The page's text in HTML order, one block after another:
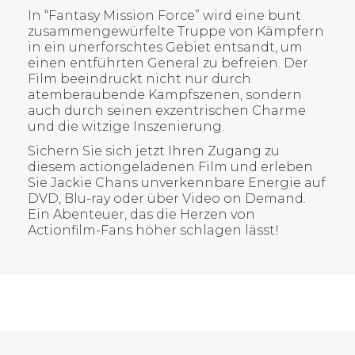
In “Fantasy Mission Force” wird eine bunt
zusammengewürfelte Truppe von Kämpfern
in ein unerforschtes Gebiet entsandt, um
einen entführten General zu befreien. Der
Film beeindruckt nicht nur durch
atemberaubende Kampfszenen, sondern
auch durch seinen exzentrischen Charme
und die witzige Inszenierung.
Sichern Sie sich jetzt Ihren Zugang zu
diesem actiongeladenen Film und erleben
Sie Jackie Chans unverkennbare Energie auf
DVD, Blu-ray oder über Video on Demand.
Ein Abenteuer, das die Herzen von
Actionfilm-Fans höher schlagen lässt!